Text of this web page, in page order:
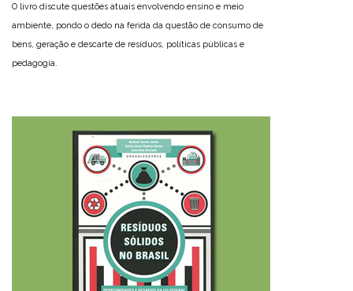
O livro discute questões atuais envolvendo ensino e meio
ambiente, pondo o dedo na ferida da questão de consumo de
bens, geração e descarte de resíduos, políticas públicas e
pedagogia.